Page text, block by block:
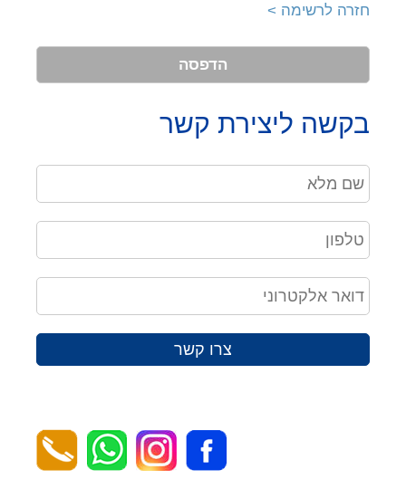
חזרה לרשימה >
הדפסה
בקשה ליצירת קשר
צרו קשר